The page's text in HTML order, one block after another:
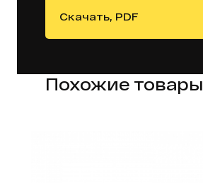
Скачать, PDF
Похожие товары